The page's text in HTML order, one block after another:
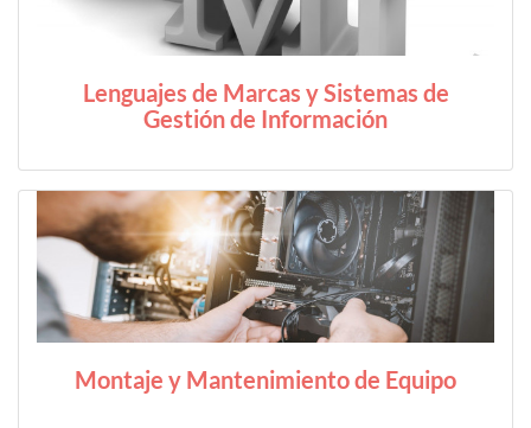
Lenguajes de Marcas y Sistemas de
Gestión de Información
Montaje y Mantenimiento de Equipo